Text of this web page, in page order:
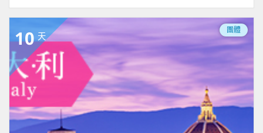
10 天
團體